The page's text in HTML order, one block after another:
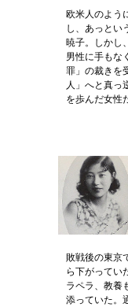
欧米人のよう
し、あっとい
暁子。しかし
男性に手もな
罪」の裁きを
人」へと真っ
を歩んだ女性
敗戦後の東京
ら下がってい
ラペラ、教養
添っていた。